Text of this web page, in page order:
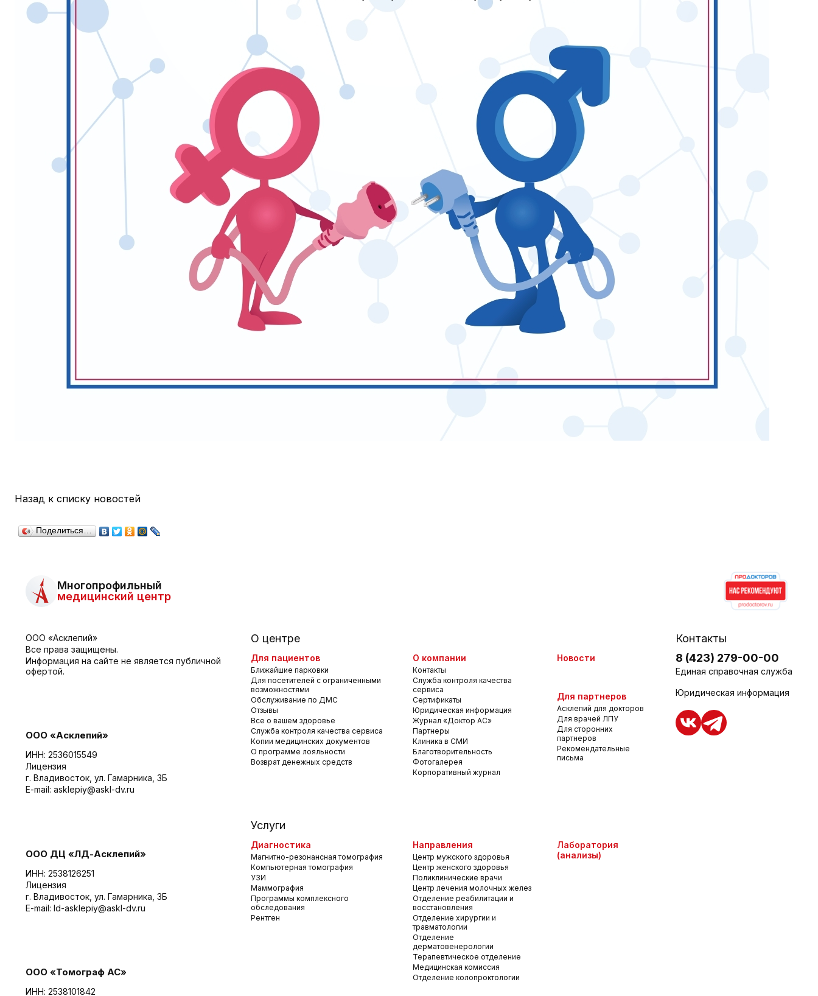
Назад к списку новостей
Поделиться…
Многопрофильный
медицинский центр
ООО «Асклепий»
Все права защищены.
Информация на сайте не является публичной
офертой.
ООО «Асклепий»
ИНН: 2536015549
Лицензия
г. Владивосток, ул. Гамарника, 3Б
E-mail: asklepiy@askl-dv.ru
ООО ДЦ «ЛД-Асклепий»
ИНН: 2538126251
Лицензия
г. Владивосток, ул. Гамарника, 3Б
E-mail: ld-asklepiy@askl-dv.ru
ООО «Томограф АС»
ИНН: 2538101842
О центре
Для пациентов
Ближайшие парковки
Для посетителей с ограниченными
возможностями
Обслуживание по ДМС
Отзывы
Все о вашем здоровье
Служба контроля качества сервиса
Копии медицинских документов
О программе лояльности
Возврат денежных средств
О компании
Контакты
Служба контроля качества
сервиса
Сертификаты
Юридическая информация
Журнал «Доктор АС»
Партнеры
Клиника в СМИ
Благотворительность
Фотогалерея
Корпоративный журнал
Новости
Для партнеров
Асклепий для докторов
Для врачей ЛПУ
Для сторонних
партнеров
Рекомендательные
письма
Услуги
Диагностика
Магнитно-резонансная томография
Компьютерная томография
УЗИ
Маммография
Программы комплексного
обследования
Рентген
Направления
Центр мужского здоровья
Центр женского здоровья
Поликлинические врачи
Центр лечения молочных желез
Отделение реабилитации и
восстановления
Отделение хирургии и
травматологии
Отделение
дерматовенерологии
Терапевтическое отделение
Медицинская комиссия
Отделение колопроктологии
Лаборатория
(анализы)
Контакты
8 (423) 279-00-00
Единая справочная служба
Юридическая информация